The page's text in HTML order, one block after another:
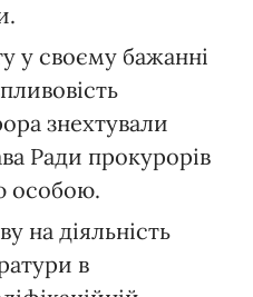
у своєму бажанні
знехтували
Ради прокурорів
особою.
на діяльність
в